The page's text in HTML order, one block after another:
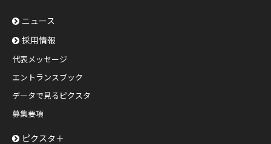
ニュース
採用情報
代表メッセージ
エントランスブック
データで見るピクスタ
募集要項
ピクスタ＋